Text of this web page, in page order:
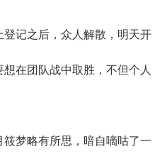
记之后，众人解散，明天开
在团队战中取胜，不但个人
梦略有所思，暗自嘀咕了一